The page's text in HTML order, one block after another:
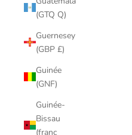
(GTQ Q)
Guernesey
(GBP £)
Guinée
(GNF)
Guinée-
Bissau
(franc